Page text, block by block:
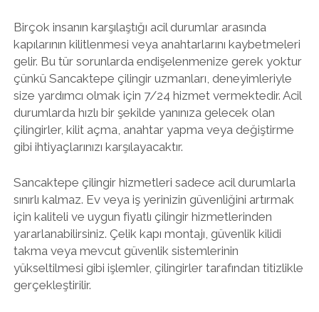
Birçok insanın karşılaştığı acil durumlar arasında
kapılarının kilitlenmesi veya anahtarlarını kaybetmeleri
gelir. Bu tür sorunlarda endişelenmenize gerek yoktur
çünkü Sancaktepe çilingir uzmanları, deneyimleriyle
size yardımcı olmak için 7/24 hizmet vermektedir. Acil
durumlarda hızlı bir şekilde yanınıza gelecek olan
çilingirler, kilit açma, anahtar yapma veya değiştirme
gibi ihtiyaçlarınızı karşılayacaktır.
Sancaktepe çilingir hizmetleri sadece acil durumlarla
sınırlı kalmaz. Ev veya iş yerinizin güvenliğini artırmak
için kaliteli ve uygun fiyatlı çilingir hizmetlerinden
yararlanabilirsiniz. Çelik kapı montajı, güvenlik kilidi
takma veya mevcut güvenlik sistemlerinin
yükseltilmesi gibi işlemler, çilingirler tarafından titizlikle
gerçekleştirilir.